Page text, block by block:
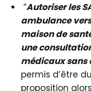
“Autoriser les
ambulance
maison de
une
médicaux sans
permis d’être
proposition